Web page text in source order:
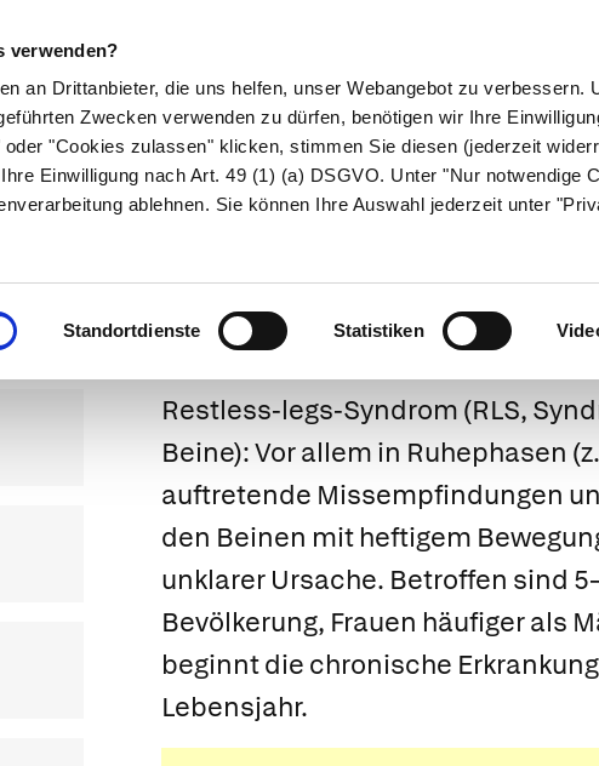
verwenden?
an Drittanbieter, die uns helfen, unser Webangebot zu verbessern.
Zwecken verwenden zu dürfen, benötigen wir Ihre
oder "Cookies zulassen" klicken, stimmen Sie diesen (jederzeit
Einwilligung nach Art. 49 (1) (a) DSGVO. Unter "Nur notwendige
ablehnen. Sie können Ihre Auswahl jederzeit unter
Standortdienste Statistiken
Medikamente Naturheilkunde Eltern & Kind
legs-
Restless-legs-Syndrom (RLS,
Beine): Vor allem in Ruhephasen
auftretende Missempfindungen
den Beinen mit heftigem
unklarer Ursache. Betroffen sind
Bevölkerung, Frauen häufiger als
beginnt die chronische
Lebensjahr.